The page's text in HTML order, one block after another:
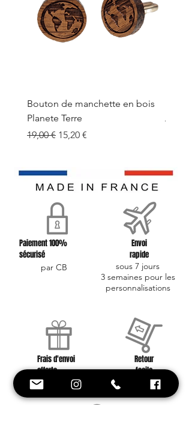
Bouton de manchette en bois
Planete Terre
Prix original
19,00 € Prix promotionnel
15,20 €
Prix
19,00 €
Paiement 100%
sécurisé
par CB
Envoi
rapide
sous 7 jours
3 semaines pour les
personnalisations
Frais d'envoi
offerts
à partir de 40 euros
Retour
facile
contactez nous !